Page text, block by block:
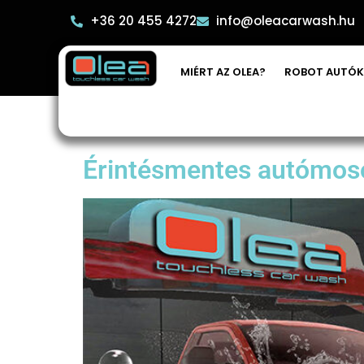
+36 20 455 4272 info@oleacarwash.hu
MIÉRT AZ OLEA? ROBOT
Érintésmentes